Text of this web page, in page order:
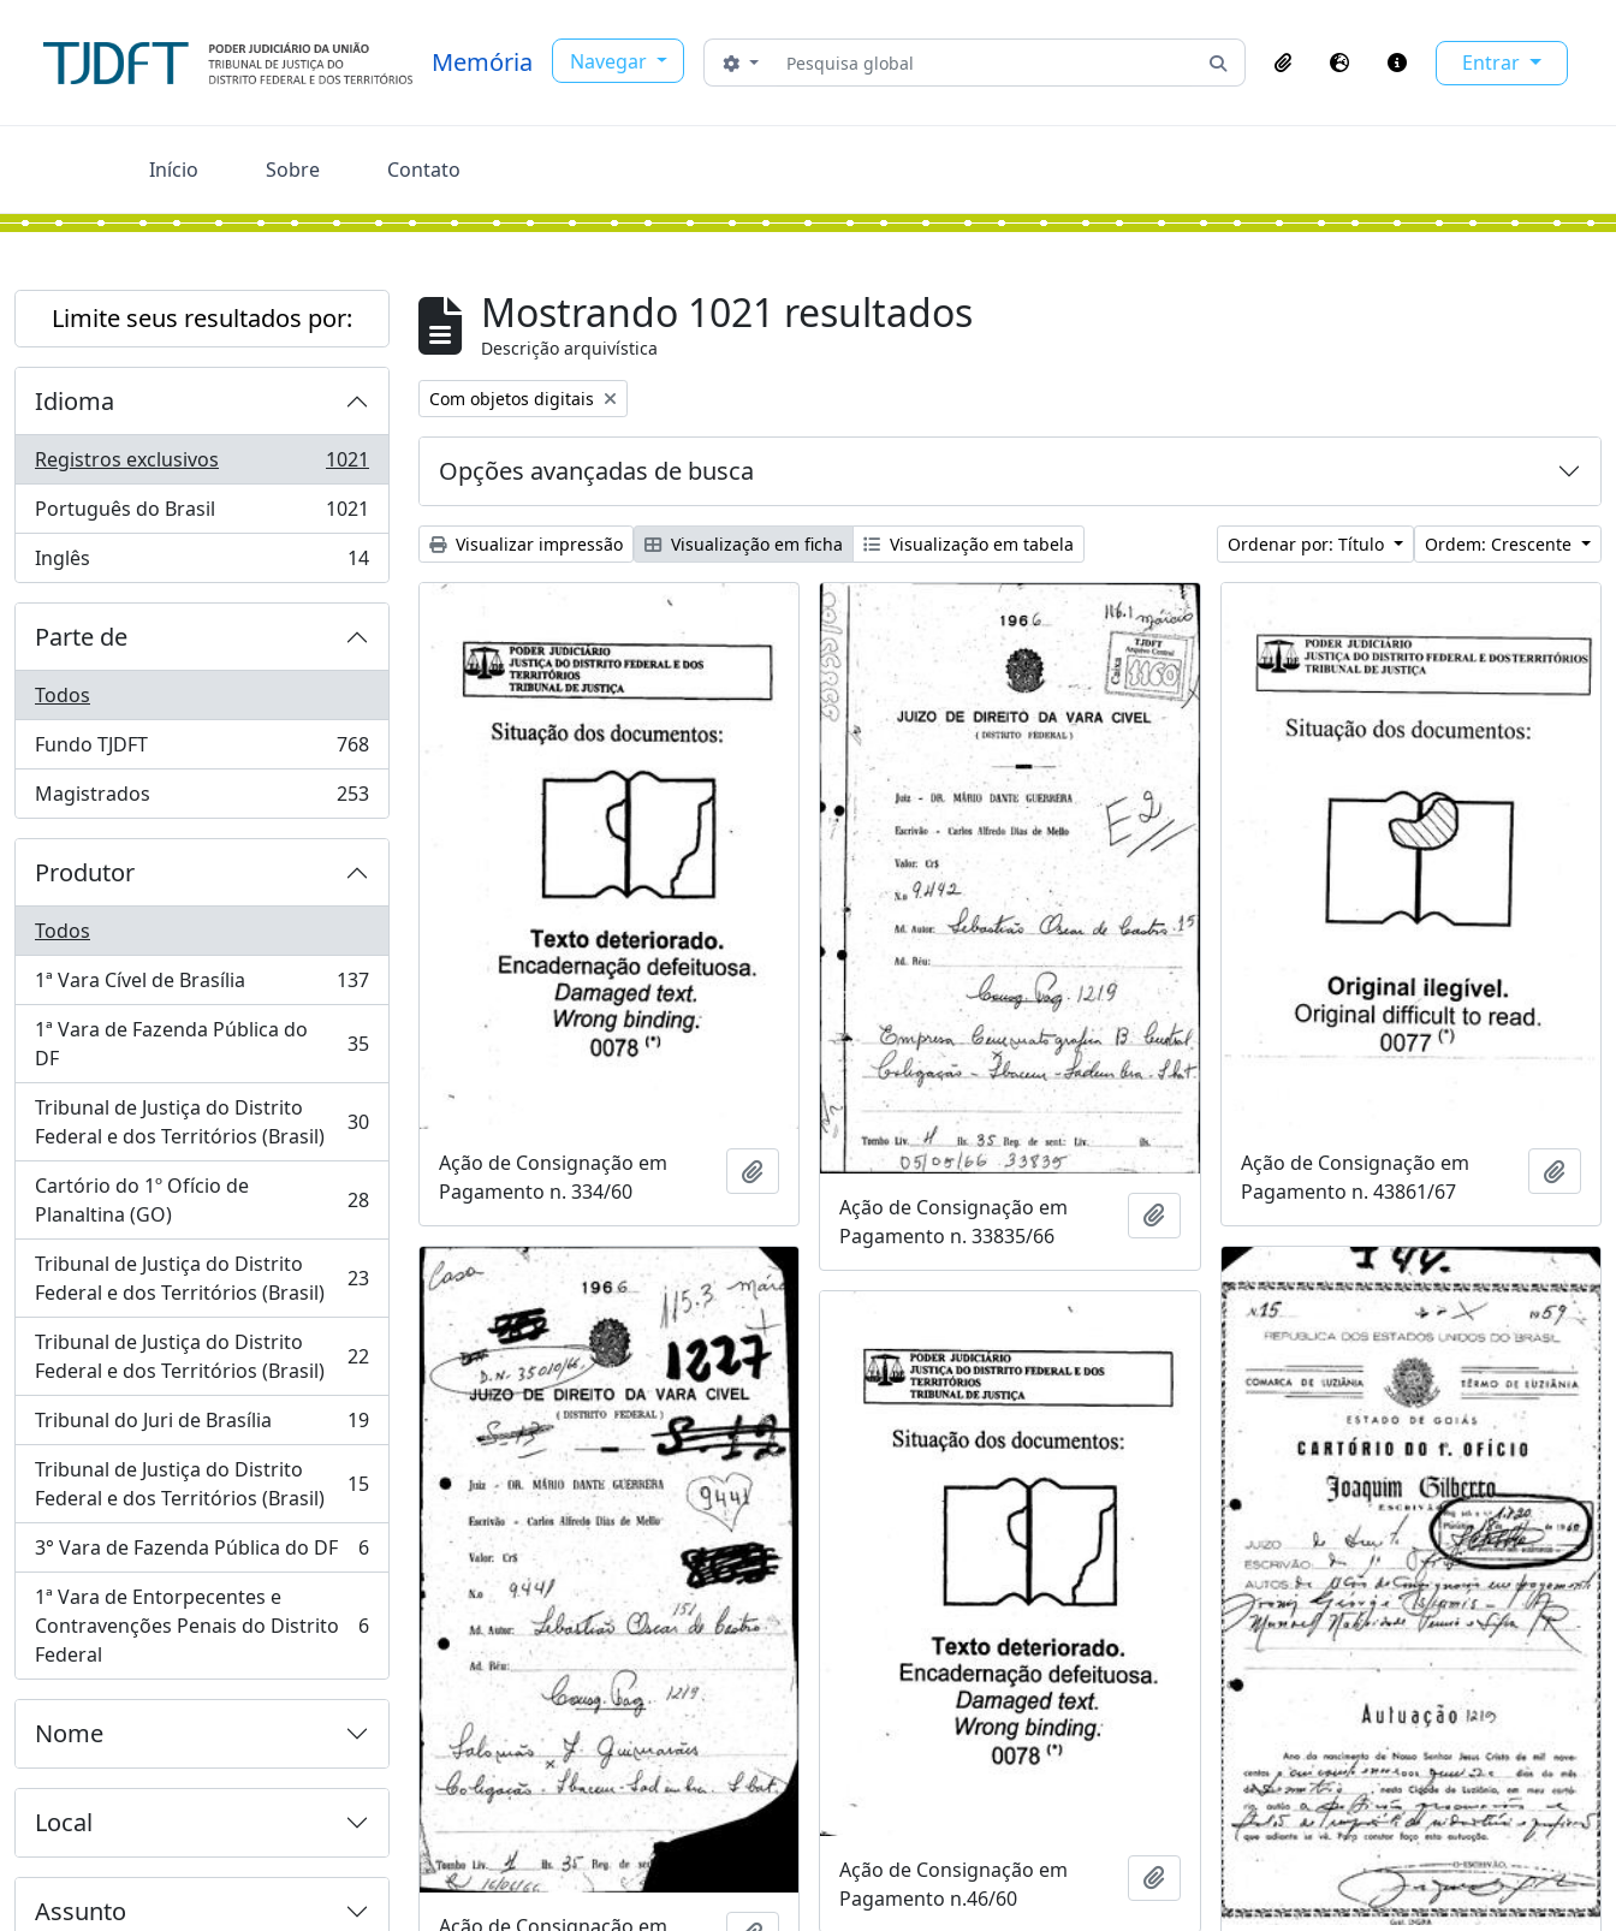
Memória Navegar Buscar
Opções de busca Busque na página de navegação
ClipboardIdioma Atalhos Entrar
Início Sobre Contato
Limite seus resultados por:
Idioma
Registros exclusivos
, 1021 resultados
1021
Português do Brasil
, 1021 resultados
1021
Inglês
, 14 resultados 14
Parte de
Todos
Fundo TJDFT
, 768 resultados
768
Magistrados
, 253 resultados 253
Produtor
Todos
1ª Vara Cível de Brasília
, 137 resultados
137
1ª Vara de Fazenda Pública do
DF
, 35 resultados 35
Tribunal de Justiça do Distrito
Federal e dos Territórios (Brasil)
, 30 resultados 30
Cartório do 1º Ofício de
Planaltina (GO)
, 28 resultados 28
Tribunal de Justiça do Distrito
Federal e dos Territórios (Brasil)
, 23 resultados 23
Tribunal de Justiça do Distrito
Federal e dos Territórios (Brasil)
, 22 resultados 22
Tribunal do Juri de Brasília
, 19 resultados
19
Tribunal de Justiça do Distrito
Federal e dos Territórios (Brasil)
, 15 resultados 15
3° Vara de Fazenda Pública do DF
, 6 resultados
6
1ª Vara de Entorpecentes e
Contravenções Penais do Distrito
Federal
, 6 resultados 6
Nome
Local
Assunto
Mostrando 1021 resultados
Descrição arquivística
Remover filtro:
Com objetos digitais
Opções avançadas de busca
Visualizar impressão Visualização em ficha Visualização em tabela Ordenar por: Título Ordem: Crescente
Ação de Consignação em
Pagamento n. 334/60
Adicionar a área de transferência
Ação de Consignação em
Pagamento n. 33835/66
Adicionar a área de transferência
Ação de Consignação em
Pagamento n. 43861/67
Ação de Consignação em
Pagamento n.46/60
Adicionar a área de transferência